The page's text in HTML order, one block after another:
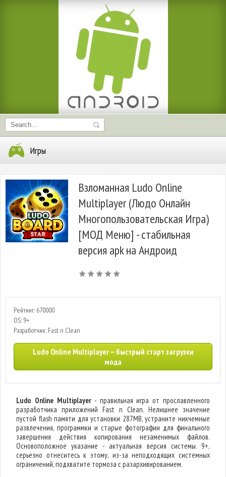
Игры
Взломанная Ludo Online
Multiplayer (Людо Онлайн
Многопользовательская Игра)
[МОД Меню] - стабильная
версия apk на Андроид
Рейтинг: 670000
OS: 9+
Разработчик: Fast n Clean
Ludo Online Multiplayer — быстрый старт загрузки
мода
Ludo Online Multiplayer- правильная игра от прославленного
разработчика приложений Fast n Clean. Нелишнее значение
пустой flash памяти для установки 287MB, устраните никчемные
развлечения, программки и старые фотографии для финального
завершения действия копирования незаменимых файлов.
Основоположное указание - актуальная версия системы. 9+,
серьезно отнеситесь к этому, из-за неподходящих системных
ограничений, подхватите тормоза с разархивированием.